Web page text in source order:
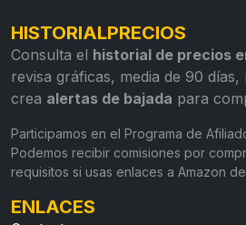
HISTORIALPRECIOS
Consulta el historial de precios
revisa gráficas, media de 90
crea alertas de bajada para
Participamos en el Programa de
Podemos recibir comisiones por
requisitos si usas enlaces a Amazon
ENLACES